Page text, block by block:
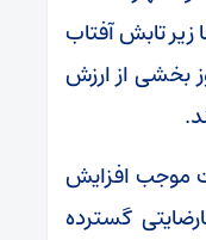
تابش آفتاب
بخشی از ارزش
موجب افزایش
گسترده